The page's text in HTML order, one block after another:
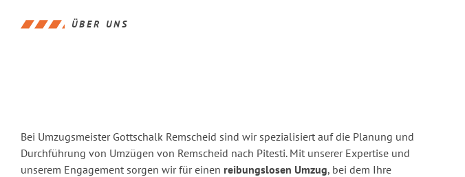
ÜBER UNS
Bei Umzugsmeister Gottschalk Remscheid sind wir spezialisiert auf die Planung und
Durchführung von Umzügen von Remscheid nach Pitesti. Mit unserer Expertise und
unserem Engagement sorgen wir für einen reibungslosen Umzug, bei dem Ihre